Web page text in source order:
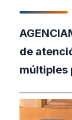
de
múltiples